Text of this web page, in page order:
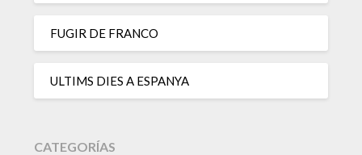
FUGIR DE FRANCO
ULTIMS DIES A ESPANYA
CATEGORÍAS